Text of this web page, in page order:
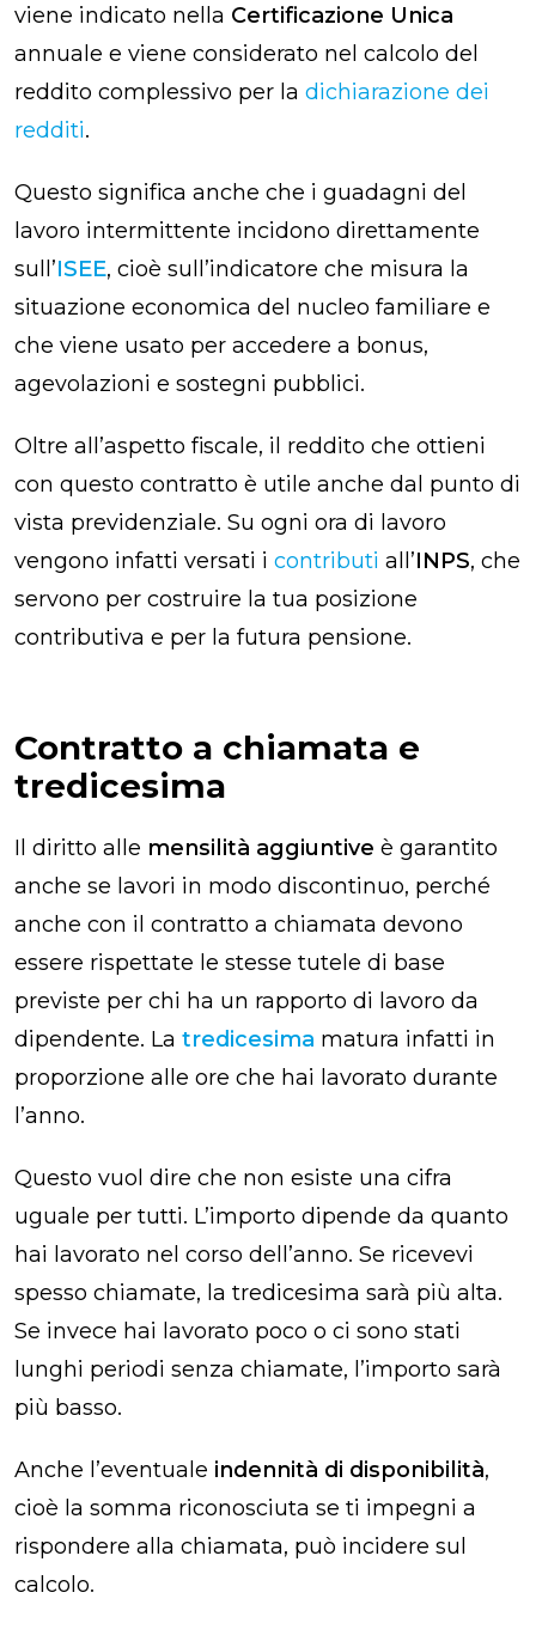
viene indicato nella Certificazione Unica
annuale e viene considerato nel calcolo del
reddito complessivo per la dichiarazione dei
redditi.
Questo significa anche che i guadagni del
lavoro intermittente incidono direttamente
sull’ISEE, cioè sull’indicatore che misura la
situazione economica del nucleo familiare e
che viene usato per accedere a bonus,
agevolazioni e sostegni pubblici.
Oltre all’aspetto fiscale, il reddito che ottieni
con questo contratto è utile anche dal punto di
vista previdenziale. Su ogni ora di lavoro
vengono infatti versati i contributi all’INPS, che
servono per costruire la tua posizione
contributiva e per la futura pensione.
Contratto a chiamata e
tredicesima
Il diritto alle mensilità aggiuntive è garantito
anche se lavori in modo discontinuo, perché
anche con il contratto a chiamata devono
essere rispettate le stesse tutele di base
previste per chi ha un rapporto di lavoro da
dipendente. La tredicesima matura infatti in
proporzione alle ore che hai lavorato durante
l’anno.
Questo vuol dire che non esiste una cifra
uguale per tutti. L’importo dipende da quanto
hai lavorato nel corso dell’anno. Se ricevevi
spesso chiamate, la tredicesima sarà più alta.
Se invece hai lavorato poco o ci sono stati
lunghi periodi senza chiamate, l’importo sarà
più basso.
Anche l’eventuale indennità di disponibilità,
cioè la somma riconosciuta se ti impegni a
rispondere alla chiamata, può incidere sul
calcolo.